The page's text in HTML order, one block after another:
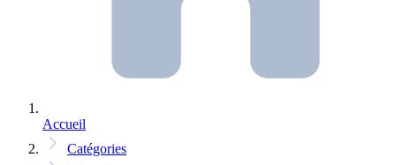
Accueil
Catégories